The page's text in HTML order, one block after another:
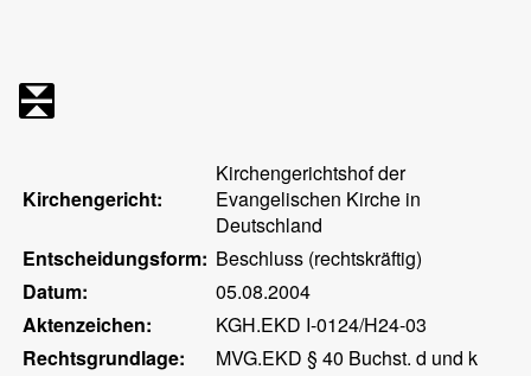
Kirchengericht:
Kirchengerichtshof der
Evangelischen Kirche in
Deutschland
Entscheidungsform: Beschluss (rechtskräftig)
Datum:
05.08.2004
Aktenzeichen:
KGH.EKD I-0124/H24-03
Rechtsgrundlage:
MVG.EKD § 40 Buchst. d und k